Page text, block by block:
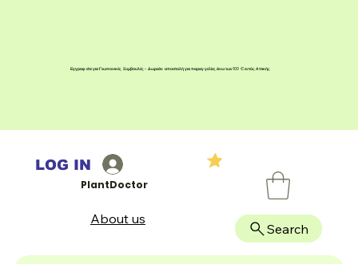
Εγγραφείτε για Γεωπονικές Συμβουλές - Δωρεάν αποστολή για παραγγελίες άνω των 100 € εντός Αττικής
PlantDoctor
Search
LOG IN
About us